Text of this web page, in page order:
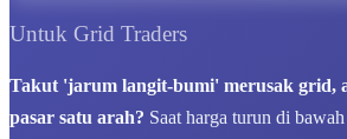
Untuk Grid Traders
Takut 'jarum langit-bumi' merusak grid,
pasar satu arah? Saat harga turun di